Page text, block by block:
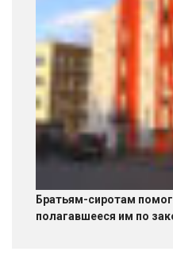
Братьям-сиротам
полагавшееся им по